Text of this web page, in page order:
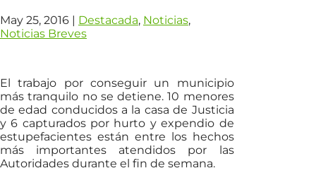
May 25, 2016 | Destacada, Noticias,
Noticias Breves
El trabajo por conseguir un municipio
más tranquilo no se detiene. 10 menores
de edad conducidos a la casa de Justicia
y 6 capturados por hurto y expendio de
estupefacientes están entre los hechos
más importantes atendidos por las
Autoridades durante el fin de semana.